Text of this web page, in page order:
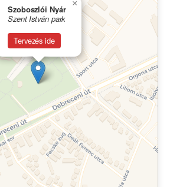
Szoboszlói Nyár
Szent István park
Tervezés ide
×